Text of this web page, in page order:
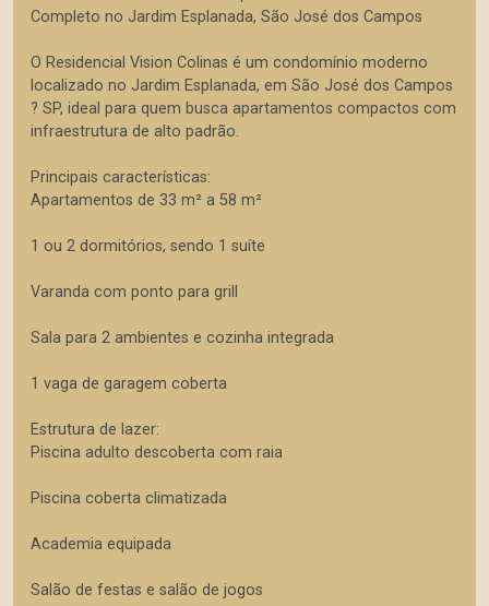
Completo no Jardim Esplanada, São José dos Campos
O Residencial Vision Colinas é um condomínio moderno
localizado no Jardim Esplanada, em São José dos Campos
? SP, ideal para quem busca apartamentos compactos com
infraestrutura de alto padrão.
Principais características:
Apartamentos de 33 m² a 58 m²
1 ou 2 dormitórios, sendo 1 suíte
Varanda com ponto para grill
Sala para 2 ambientes e cozinha integrada
1 vaga de garagem coberta
Estrutura de lazer:
Piscina adulto descoberta com raia
Piscina coberta climatizada
Academia equipada
Salão de festas e salão de jogos